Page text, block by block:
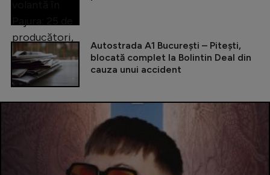
Autostrada A1 București – Pitești,
blocată complet la Bolintin Deal din
cauza unui accident